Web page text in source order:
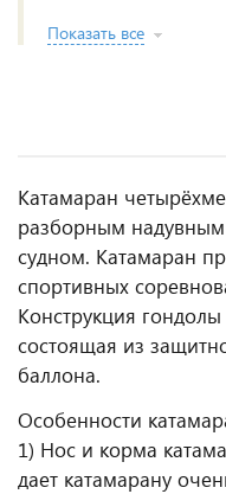
Показать все
Катамаран
разборным надувным
судном. Катамаран
спортивных
Конструкция
состоящая из
баллона.
Особенности
1) Нос и корма
дает катамарану